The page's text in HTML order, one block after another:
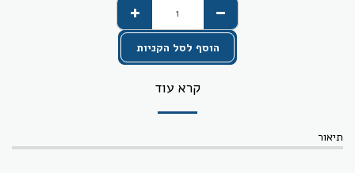
הוסף לסל הקניות
קרא עוד
תיאור